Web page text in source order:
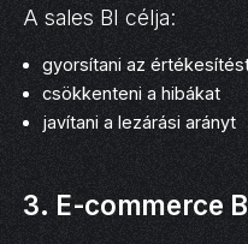
A sales BI célja:
gyorsítani az
csökkenteni a hibákat
javítani a lezárási arányt
3. E-commerce